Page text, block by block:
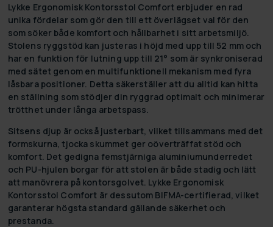
Lykke Ergonomisk Kontorsstol Comfort erbjuder en rad
unika fördelar som gör den till ett överlägset val för den
som söker både komfort och hållbarhet i sitt arbetsmiljö.
Stolens ryggstöd kan justeras i höjd med upp till 52 mm och
har en funktion för lutning upp till 21° som är synkroniserad
med sätet genom en multifunktionell mekanism med fyra
låsbara positioner. Detta säkerställer att du alltid kan hitta
en ställning som stödjer din ryggrad optimalt och minimerar
trötthet under långa arbetspass.
Sitsens djup är också justerbart, vilket tillsammans med det
formskurna, tjocka skummet ger oöverträffat stöd och
komfort. Det gedigna femstjärniga aluminiumunderredet
och PU-hjulen borgar för att stolen är både stadig och lätt
att manövrera på kontorsgolvet. Lykke Ergonomisk
Kontorsstol Comfort är dessutom BIFMA-certifierad, vilket
garanterar högsta standard gällande säkerhet och
prestanda.